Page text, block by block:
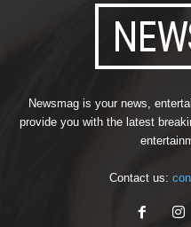
Newsmag is your news,
provide you with the latest
Contact us: